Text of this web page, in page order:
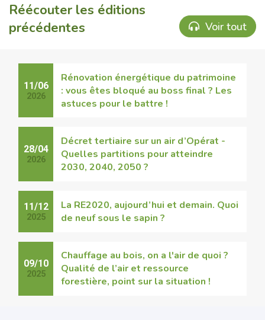
Réécouter les éditions
précédentes
Voir tout
11/06
2026
Rénovation énergétique du patrimoine
: vous êtes bloqué au boss final ? Les
astuces pour le battre !
28/04
2026
Décret tertiaire sur un air d’Opérat -
Quelles partitions pour atteindre
2030, 2040, 2050 ?
11/12
2025
La RE2020, aujourd’hui et demain. Quoi
de neuf sous le sapin ?
09/10
2025
Chauffage au bois, on a l'air de quoi ?
Qualité de l’air et ressource
forestière, point sur la situation !